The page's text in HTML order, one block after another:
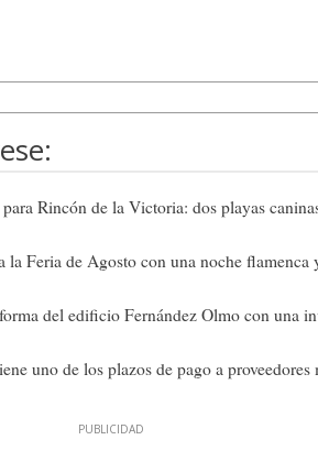
Rincón de la Victoria: dos playas
la Feria de Agosto con una noche flamenca
del edificio Fernández Olmo con una
uno de los plazos de pago a proveedores